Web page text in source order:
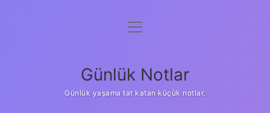
Anasayfa
Yasal Uyarı
menüyü
Günlük Notlar
Günlük yaşama tat katan küçük notlar.